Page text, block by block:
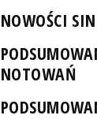
NOWOŚCI
NOTOWAŃ